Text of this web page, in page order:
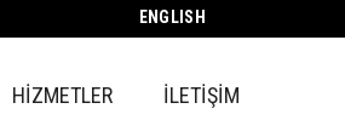
ENGLISH
HİZMETLER İLETİŞİM